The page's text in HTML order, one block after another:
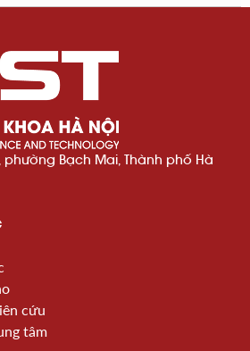
phường Bạch Mai, Thành phố Hà
cứu
tâm